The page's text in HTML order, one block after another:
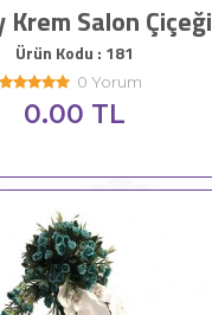
Krem Salon Çiçeği
Ürün Kodu : 181
0 Yorum
0.00 TL